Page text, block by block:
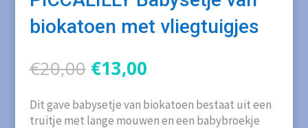
biokatoen met vliegtuigjes
€20,00 Oorspronkelijke
prijs
was:
€20,00.
€13,00Huidige
is:
€13,00.
Dit gave babysetje van biokatoen bestaat uit een
truitje met lange mouwen en een babybroekje